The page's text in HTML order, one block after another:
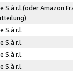
S.à r.l.(oder Amazon
S.à r.l.
S.à r.l.
S.à r.l.
S.à r.l.